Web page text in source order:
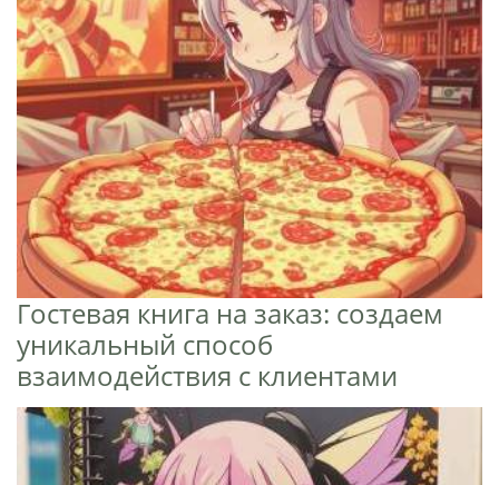
Гостевая книга на заказ: создаем
уникальный способ
взаимодействия с клиентами